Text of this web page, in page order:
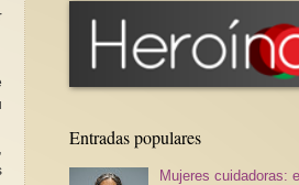
Entradas populares
Mujeres cuidadoras: